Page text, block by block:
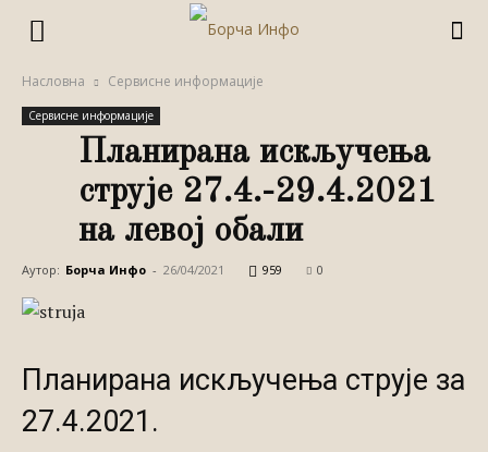
Насловна Сервисне информације
Сервисне информације
Планирана искључења
струје 27.4.-29.4.2021
на левој обали
Аутор: Борча Инфо - 26/04/2021 959 0
Планирана искључења струје за
27.4.2021.